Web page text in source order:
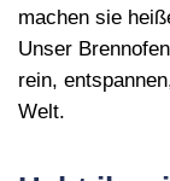
machen sie
Unser
rein,
Welt.